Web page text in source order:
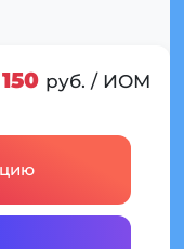
150 руб. / ИОМ